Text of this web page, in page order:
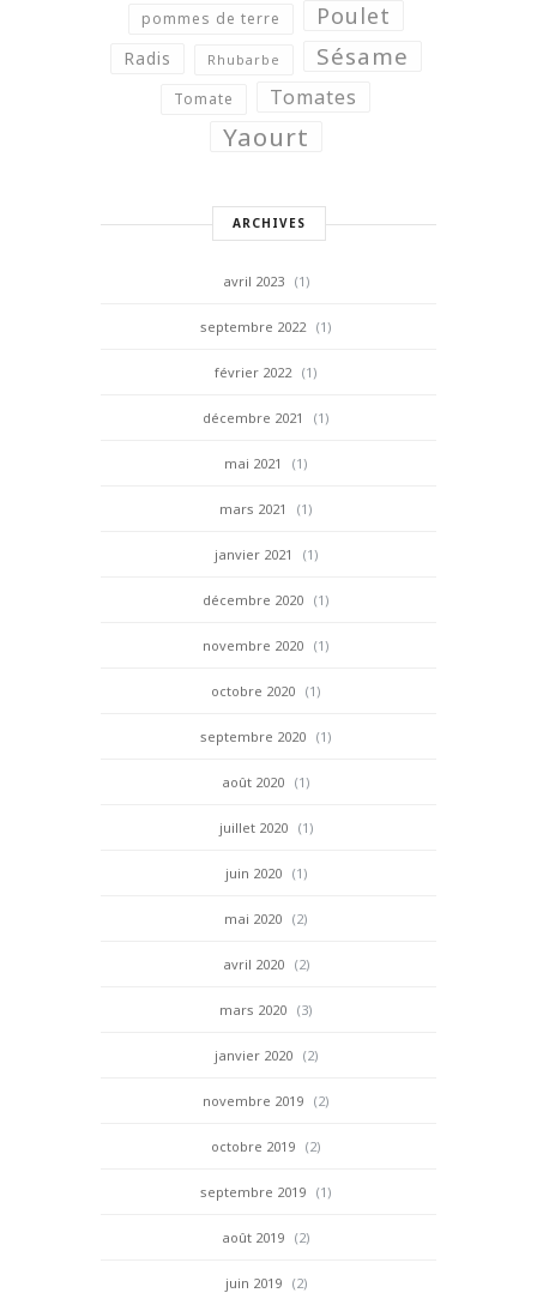
pommes de terre Poulet
Radis Rhubarbe Sésame
Tomate Tomates
Yaourt
ARCHIVES
avril 2023 (1)
septembre 2022 (1)
février 2022 (1)
décembre 2021 (1)
mai 2021 (1)
mars 2021 (1)
janvier 2021 (1)
décembre 2020 (1)
novembre 2020 (1)
octobre 2020 (1)
septembre 2020 (1)
août 2020 (1)
juillet 2020 (1)
juin 2020 (1)
mai 2020 (2)
avril 2020 (2)
mars 2020 (3)
janvier 2020 (2)
novembre 2019 (2)
octobre 2019 (2)
septembre 2019 (1)
août 2019 (2)
juin 2019 (2)